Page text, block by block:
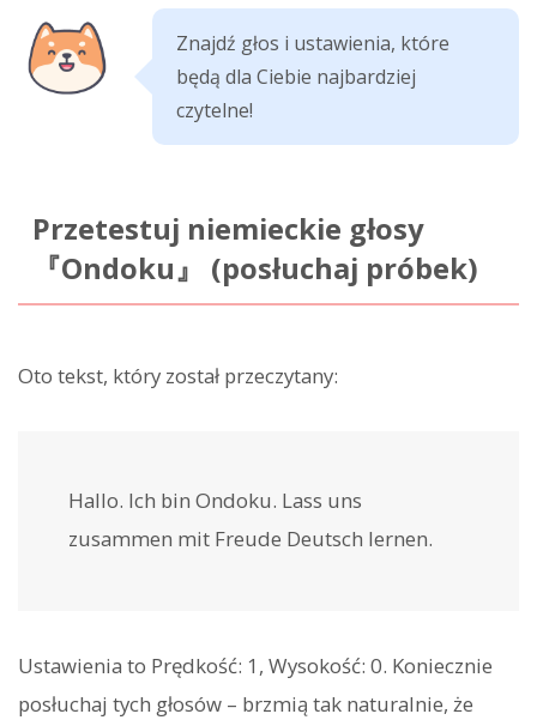
Znajdź głos i ustawienia, które
będą dla Ciebie najbardziej
czytelne!
Przetestuj niemieckie głosy
『Ondoku』 (posłuchaj próbek)
Oto tekst, który został przeczytany:
Hallo. Ich bin Ondoku. Lass uns
zusammen mit Freude Deutsch lernen.
Ustawienia to Prędkość: 1, Wysokość: 0. Koniecznie
posłuchaj tych głosów – brzmią tak naturalnie, że